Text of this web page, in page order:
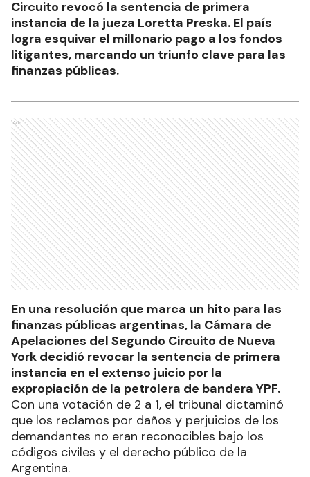
Circuito revocó la sentencia de primera
instancia de la jueza Loretta Preska. El país
logra esquivar el millonario pago a los fondos
litigantes, marcando un triunfo clave para las
finanzas públicas.
Ads
En una resolución que marca un hito para las
finanzas públicas argentinas, la Cámara de
Apelaciones del Segundo Circuito de Nueva
York decidió revocar la sentencia de primera
instancia en el extenso juicio por la
expropiación de la petrolera de bandera YPF.
Con una votación de 2 a 1, el tribunal dictaminó
que los reclamos por daños y perjuicios de los
demandantes no eran reconocibles bajo los
códigos civiles y el derecho público de la
Argentina.